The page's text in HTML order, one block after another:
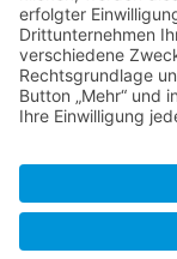
Unsere
Montag bis Samstag:
10:00 Uhr – 19:00
Pflichtangaben
Impressum
Datenschutzerklärung
Kontakt